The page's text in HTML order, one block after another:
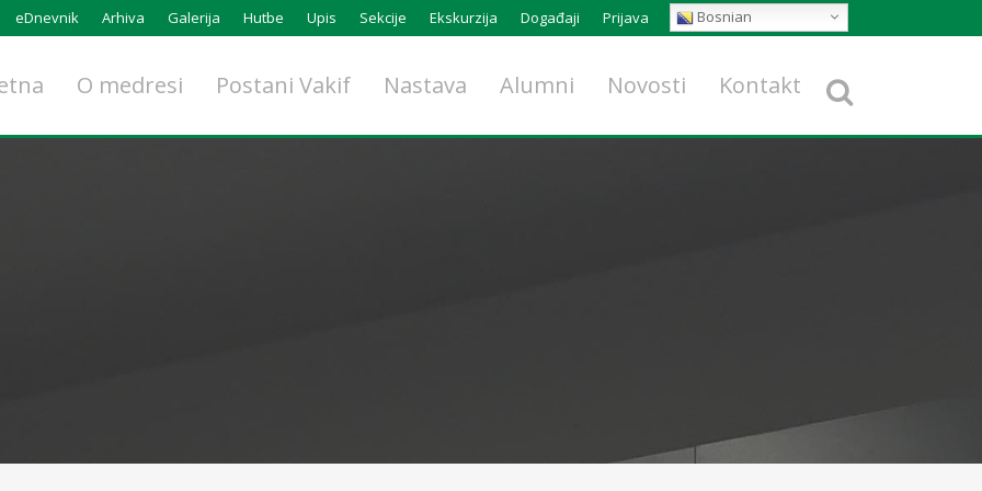
eDnevnik Arhiva Galerija Hutbe Upis Sekcije Ekskurzija Događaji Prijava Bosnian
O medresi Postani Vakif Nastava Alumni Novosti Kontakt